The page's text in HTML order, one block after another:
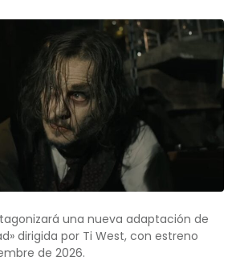
una nueva adaptación de
dirigida por Ti West, con estreno
de 2026.